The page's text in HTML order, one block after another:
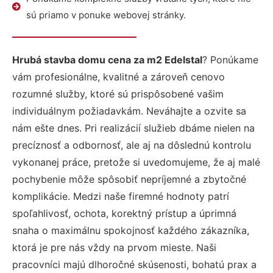
sú priamo v ponuke webovej stránky.
Hrubá stavba domu cena za m2 Edelstal? Ponúkame
vám profesionálne, kvalitné a zároveň cenovo
rozumné služby, ktoré sú prispôsobené vašim
individuálnym požiadavkám. Neváhajte a ozvite sa
nám ešte dnes. Pri realizácií služieb dbáme nielen na
precíznosť a odbornosť, ale aj na dôslednú kontrolu
vykonanej práce, pretože si uvedomujeme, že aj malé
pochybenie môže spôsobiť nepríjemné a zbytočné
komplikácie. Medzi naše firemné hodnoty patrí
spoľahlivosť, ochota, korektný prístup a úprimná
snaha o maximálnu spokojnosť každého zákazníka,
ktorá je pre nás vždy na prvom mieste. Naši
pracovníci majú dlhoročné skúsenosti, bohatú prax a